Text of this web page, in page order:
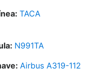
TACA
N991TA
Airbus A319-112